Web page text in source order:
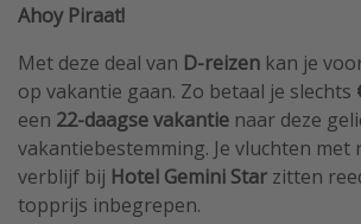
Reisblog
Reiskalender
25 beste pretparken
Beste keukens ter wereld
Center Parcs
Disneyland Parijs
Ahoy Piraat!
Met deze deal van D-reizen kan je
op vakantie gaan. Zo betaal je slechts
een 22-daagse vakantie naar deze
vakantiebestemming. Je vluchten met
verblijf bij Hotel Gemini Star zitten
topprijs inbegrepen.